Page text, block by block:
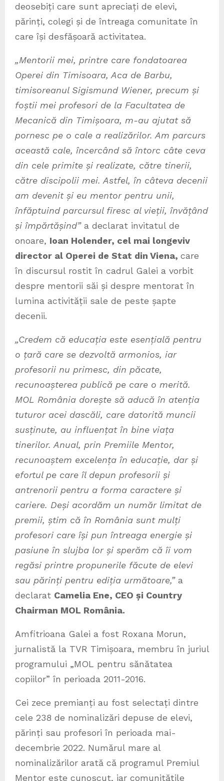
deosebiți care sunt apreciați de elevi,
părinți, colegi și de întreaga comunitate în
care își desfășoară activitatea.
„Mentorii mei, printre care fondatoarea
Operei din Timisoara, Aca de Barbu,
timisoreanul Sigismund Wiener, precum și
foștii mei profesori de la Facultatea de
Mecanică din Timișoara, m-au ajutat să
pornesc pe o cale a realizărilor. Am parcurs
această cale, încercând să întorc câte ceva
din cele primite și realizate, către tinerii,
către discipolii mei. Astfel, în câteva decenii
am devenit și eu mentor pentru unii,
înfăptuind parcursul firesc al vieții, învățând
și împărtășind”a declarat invitatul de
onoare, Ioan Holender, cel mai longeviv
director al Operei de Stat din Viena, care
în discursul rostit în cadrul Galei a vorbit
despre mentorii săi și despre mentorat în
lumina activității sale de peste șapte
decenii.
„Credem că educația este esențială pentru
o țară care se dezvoltă armonios, iar
profesorii nu primesc, din păcate,
recunoașterea publică pe care o merită.
MOL România dorește să aducă în atenția
tuturor acei dascăli, care datorită muncii
susținute, au influențat în bine viața
tinerilor. Anual, prin Premiile Mentor,
recunoaștem excelența în educație, dar și
efortul pe care îl depun profesorii și
antrenorii pentru a forma caractere și
cariere. Deși acordăm un număr limitat de
premii, știm că în România sunt mulți
profesori care își pun întreaga energie și
pasiune în slujba lor și sperăm că îi vom
regăsi printre propunerile făcute de elevi
sau părinți pentru ediția următoare,”a
declarat Camelia Ene, CEO și Country
Chairman MOL România.
Amfitrioana Galei a fost Roxana Morun,
jurnalistă la TVR Timișoara, membru în juriul
programului „MOL pentru sănătatea
copiilor” în perioada 2011-2016.
Cei zece premianți au fost selectați dintre
cele 238 de nominalizări depuse de elevi,
părinți sau profesori în perioada mai-
decembrie 2022. Numărul mare al
nominalizărilor arată că programul Premiul
Mentor este cunoscut, iar comunitățile